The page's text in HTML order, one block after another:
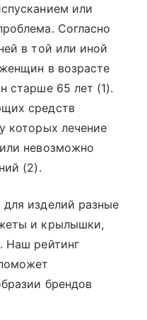
или
Согласно
в той или иной
в возрасте
старше 65 лет (1).
средств
которых лечение
невозможно
(2).
изделий разные
и крылышки,
Наш рейтинг
брендов